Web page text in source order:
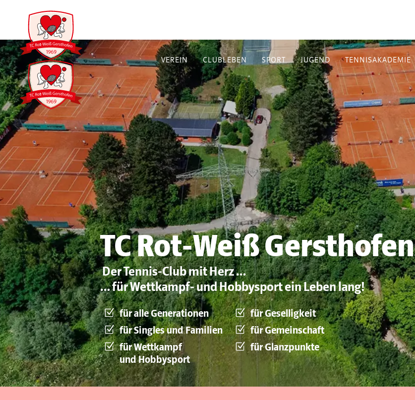
VEREIN CLUBLEBEN SPORT JUGEND TENNISAKADEMIE
TC Rot-Weiß Gersthofen
Der Tennis-Club mit Herz …
… für Wettkampf- und Hobbysport ein Leben lang!
für alle Generationen
für Singles und Familien
für Wettkampf
und Hobbysport
für Geselligkeit
für Gemeinschaft
für Glanzpunkte